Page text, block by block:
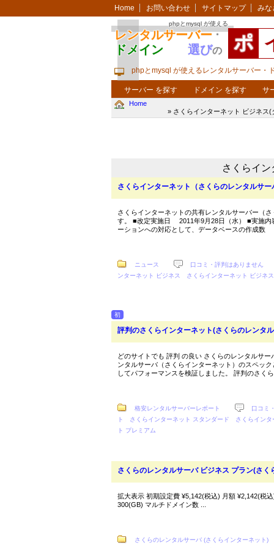
Home お問い合わせ サイトマップ みな
phpとmysql が使える
レンタルサーバー・ ポ
ドメイン 選びの
phpとmysql が使えるレンタルサーバー・
サーバー を探す ドメイン を探す サ
Home
» さくらインターネット ビジネス(
さくらイ
さくらインターネット（さくらのレンタルサ
さくらインターネットの共有レンタルサーバー（
す。 ■改定実施日 2011年9月28日（水） ■実施
ーションへの対応として、データベースの作成
ニュース 口コミ・評判はありません
ンターネット ビジネス
さくらインターネット ビジネ
初
評判のさくらインターネット(さくらのレンタ
どのサイトでも 評判 の良い さくらのレンタルサ
ンタルサーバ（さくらインターネット）のスペッ
してパフォーマンスを検証しました。 評判のさくら
格安レンタルサーバーレポート 口コミ
ト
さくらインターネット スタンダード さくらインタ
ト プレミアム
さくらのレンタルサーバ ビジネス プラン(さく
拡大表示 初期設定費 ¥5,142(税込) 月額 ¥2,142(税
300(GB) マルチドメイン数 ...
さくらのレンタルサーバ (さくらインターネット)